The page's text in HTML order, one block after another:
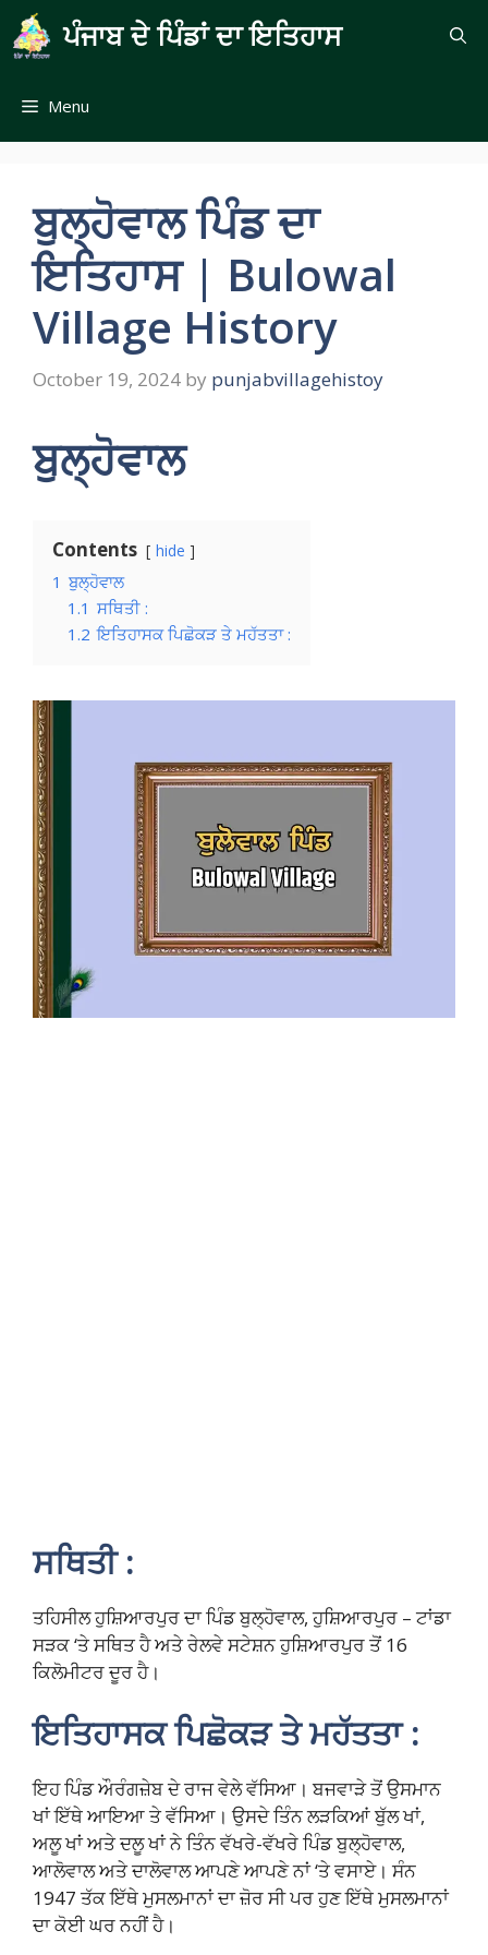
Skip
to
content
ਪੰਜਾਬ ਦੇ ਪਿੰਡਾਂ ਦਾ ਇਤਿਹਾਸ
Menu
ਬੁਲ੍ਹੋਵਾਲ ਪਿੰਡ ਦਾ
ਇਤਿਹਾਸ | Bulowal
Village History
October 19, 2024 by punjabvillagehistoy
ਬੁਲ੍ਹੋਵਾਲ
Contents hide
1 ਬੁਲ੍ਹੋਵਾਲ
1.1 ਸਥਿਤੀ :
1.2 ਇਤਿਹਾਸਕ ਪਿਛੋਕੜ ਤੇ ਮਹੱਤਤਾ :
ਸਥਿਤੀ :
ਤਹਿਸੀਲ ਹੁਸ਼ਿਆਰਪੁਰ ਦਾ ਪਿੰਡ ਬੁਲ੍ਹੋਵਾਲ, ਹੁਸ਼ਿਆਰਪੁਰ – ਟਾਂਡਾ
ਸੜਕ ‘ਤੇ ਸਥਿਤ ਹੈ ਅਤੇ ਰੇਲਵੇ ਸਟੇਸ਼ਨ ਹੁਸ਼ਿਆਰਪੁਰ ਤੋਂ 16
ਕਿਲੋਮੀਟਰ ਦੂਰ ਹੈ।
ਇਤਿਹਾਸਕ ਪਿਛੋਕੜ ਤੇ ਮਹੱਤਤਾ :
ਇਹ ਪਿੰਡ ਔਰੰਗਜ਼ੇਬ ਦੇ ਰਾਜ ਵੇਲੇ ਵੱਸਿਆ। ਬਜਵਾੜੇ ਤੋਂ ਉਸਮਾਨ
ਖਾਂ ਇੱਥੇ ਆਇਆ ਤੇ ਵੱਸਿਆ। ਉਸਦੇ ਤਿੰਨ ਲੜਕਿਆਂ ਬੁੱਲ ਖਾਂ,
ਅਲੂ ਖਾਂ ਅਤੇ ਦਲੂ ਖਾਂ ਨੇ ਤਿੰਨ ਵੱਖਰੇ-ਵੱਖਰੇ ਪਿੰਡ ਬੁਲ੍ਹੋਵਾਲ,
ਆਲੋਵਾਲ ਅਤੇ ਦਾਲੋਵਾਲ ਆਪਣੇ ਆਪਣੇ ਨਾਂ ‘ਤੇ ਵਸਾਏ। ਸੰਨ
1947 ਤੱਕ ਇੱਥੇ ਮੁਸਲਮਾਨਾਂ ਦਾ ਜ਼ੋਰ ਸੀ ਪਰ ਹੁਣ ਇੱਥੇ ਮੁਸਲਮਾਨਾਂ
ਦਾ ਕੋਈ ਘਰ ਨਹੀਂ ਹੈ।